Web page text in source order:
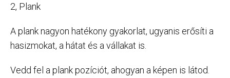
2, Plank
A plank nagyon hatékony gyakorlat, ugyanis erősíti a
hasizmokat, a hátat és a vállakat is.
Vedd fel a plank pozíciót, ahogyan a képen is látod.